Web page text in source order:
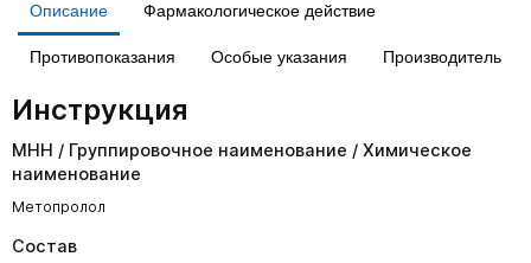
Описание Фармакологическое действие
Противопоказания Особые указания Производитель
Инструкция
МНН / Группировочное наименование / Химическое
наименование
Метопролол
Состав